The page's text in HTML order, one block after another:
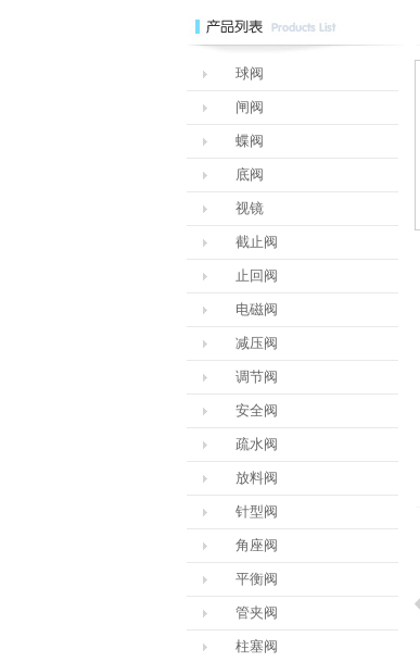
球阀
闸阀
蝶阀
底阀
视镜
截止阀
止回阀
电磁阀
减压阀
调节阀
安全阀
疏水阀
放料阀
针型阀
角座阀
平衡阀
管夹阀
柱塞阀